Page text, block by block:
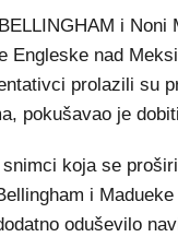
i Noni
Engleske nad
prolazili su
pokušavao je
snimci koja se
i
oduševilo